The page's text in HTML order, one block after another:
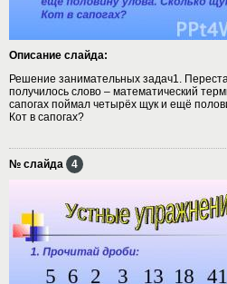
Описание слайда:
Решение занимательных задач1.
получилось слово – математический
сапогах поймал четырёх щук и ещё
Кот в сапогах?
№ слайда 4